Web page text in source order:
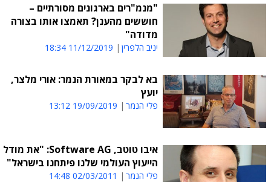
"מנמ"רים בארגונים מסורתיים –
חוששים מהענן? תאמצו אותו בצורה
מדודה"
יניב הלפרין 11/12/2019 18:34
בא לבקר במאורת הנמר: אורי מלצר,
יועץ
פלי הנמר 19/09/2019 13:12
איבו טוטב, Software AG: "את מודל
הייעוץ העולמי שלנו פיתחנו בישראל"
פלי הנמר 02/03/2011 14:48